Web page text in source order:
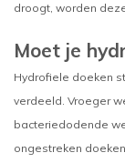
droogt, worden
Moet je
Hydrofiele doeken
verdeeld. Vroeger
bacteriedodende
ongestreken